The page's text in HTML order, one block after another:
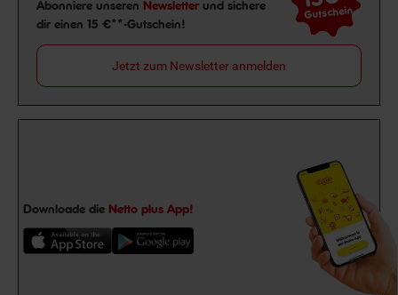
Abonniere unseren Newsletter und sichere
dir einen 15 €**-Gutschein!
Gutschein
Jetzt zum Newsletter anmelden
Downloade die Netto plus App!